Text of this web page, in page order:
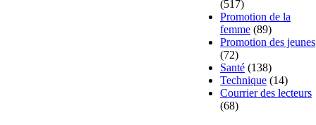
(517)
Promotion de la
femme (89)
Promotion des jeunes
(72)
Santé (138)
Technique (14)
Courrier des lecteurs
(68)